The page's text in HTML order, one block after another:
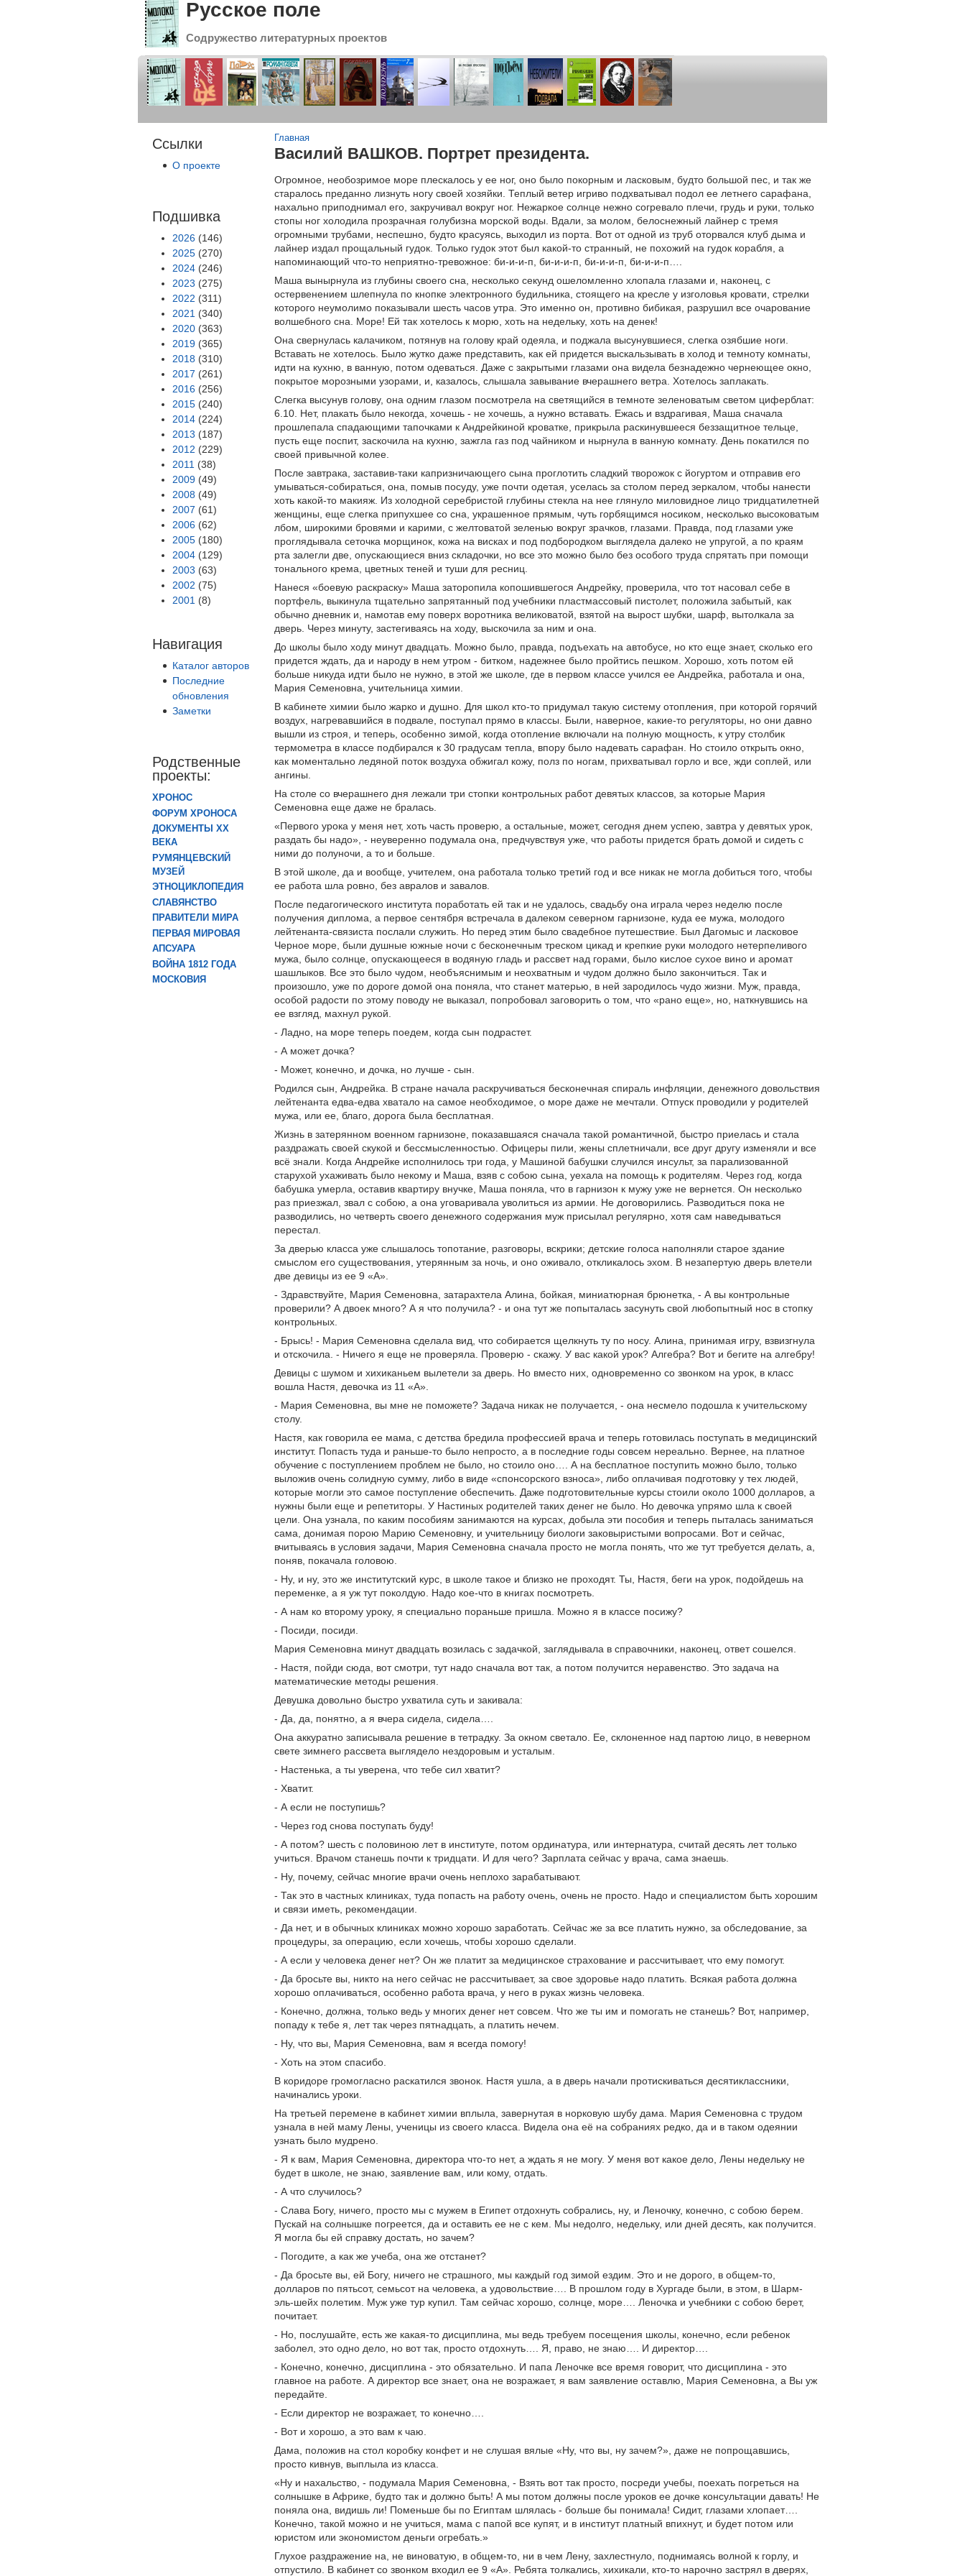
Русское поле
Содружество литературных проектов
Ссылки
О проекте
Подшивка
2026 (146)
2025 (270)
2024 (246)
2023 (275)
2022 (311)
2021 (340)
2020 (363)
2019 (365)
2018 (310)
2017 (261)
2016 (256)
2015 (240)
2014 (224)
2013 (187)
2012 (229)
2011 (38)
2009 (49)
2008 (49)
2007 (61)
2006 (62)
2005 (180)
2004 (129)
2003 (63)
2002 (75)
2001 (8)
Навигация
Каталог авторов
Последние
обновления
Заметки
Родственные
проекты:
ХРОНОС
ФОРУМ ХРОНОСА
ДОКУМЕНТЫ XX
ВЕКА
РУМЯНЦЕВСКИЙ
МУЗЕЙ
ЭТНОЦИКЛОПЕДИЯ
СЛАВЯНСТВО
ПРАВИТЕЛИ МИРА
ПЕРВАЯ МИРОВАЯ
АПСУАРА
ВОЙНА 1812 ГОДА
МОСКОВИЯ
Вы здесь
Главная
Василий ВАШКОВ. Портрет президента.
Огромное, необозримое море плескалось у ее ног, оно было покорным и ласковым, будто большой пес, и так же
старалось преданно лизнуть ногу своей хозяйки. Теплый ветер игриво подхватывал подол ее летнего сарафана,
нахально приподнимал его, закручивал вокруг ног. Нежаркое солнце нежно согревало плечи, грудь и руки, только
стопы ног холодила прозрачная голубизна морской воды. Вдали, за молом, белоснежный лайнер с тремя
огромными трубами, неспешно, будто красуясь, выходил из порта. Вот от одной из труб оторвался клуб дыма и
лайнер издал прощальный гудок. Только гудок этот был какой-то странный, не похожий на гудок корабля, а
напоминающий что-то неприятно-тревожное: би-и-и-п, би-и-и-п, би-и-и-п, би-и-и-п….
Маша вынырнула из глубины своего сна, несколько секунд ошеломленно хлопала глазами и, наконец, с
остервенением шлепнула по кнопке электронного будильника, стоящего на кресле у изголовья кровати, стрелки
которого неумолимо показывали шесть часов утра. Это именно он, противно бибикая, разрушил все очарование
волшебного сна. Море! Ей так хотелось к морю, хоть на недельку, хоть на денек!
Она свернулась калачиком, потянув на голову край одеяла, и поджала высунувшиеся, слегка озябшие ноги.
Вставать не хотелось. Было жутко даже представить, как ей придется выскальзывать в холод и темноту комнаты,
идти на кухню, в ванную, потом одеваться. Даже с закрытыми глазами она видела безнадежно чернеющее окно,
покрытое морозными узорами, и, казалось, слышала завывание вчерашнего ветра. Хотелось заплакать.
Слегка высунув голову, она одним глазом посмотрела на светящийся в темноте зеленоватым светом циферблат:
6.10. Нет, плакать было некогда, хочешь - не хочешь, а нужно вставать. Ежась и вздрагивая, Маша сначала
прошлепала спадающими тапочками к Андрейкиной кроватке, прикрыла раскинувшееся беззащитное тельце,
пусть еще поспит, заскочила на кухню, зажгла газ под чайником и нырнула в ванную комнату. День покатился по
своей привычной колее.
После завтрака, заставив-таки капризничающего сына проглотить сладкий творожок с йогуртом и отправив его
умываться-собираться, она, помыв посуду, уже почти одетая, уселась за столом перед зеркалом, чтобы нанести
хоть какой-то макияж. Из холодной серебристой глубины стекла на нее глянуло миловидное лицо тридцатилетней
женщины, еще слегка припухшее со сна, украшенное прямым, чуть горбящимся носиком, несколько высоковатым
лбом, широкими бровями и карими, с желтоватой зеленью вокруг зрачков, глазами. Правда, под глазами уже
проглядывала сеточка морщинок, кожа на висках и под подбородком выглядела далеко не упругой, а по краям
рта залегли две, опускающиеся вниз складочки, но все это можно было без особого труда спрятать при помощи
тонального крема, цветных теней и туши для ресниц.
Нанеся «боевую раскраску» Маша заторопила копошившегося Андрейку, проверила, что тот насовал себе в
портфель, выкинула тщательно запрятанный под учебники пластмассовый пистолет, положила забытый, как
обычно дневник и, намотав ему поверх воротника великоватой, взятой на вырост шубки, шарф, вытолкала за
дверь. Через минуту, застегиваясь на ходу, выскочила за ним и она.
До школы было ходу минут двадцать. Можно было, правда, подъехать на автобусе, но кто еще знает, сколько его
придется ждать, да и народу в нем утром - битком, надежнее было пройтись пешком. Хорошо, хоть потом ей
больше никуда идти было не нужно, в этой же школе, где в первом классе учился ее Андрейка, работала и она,
Мария Семеновна, учительница химии.
В кабинете химии было жарко и душно. Для школ кто-то придумал такую систему отопления, при которой горячий
воздух, нагревавшийся в подвале, поступал прямо в классы. Были, наверное, какие-то регуляторы, но они давно
вышли из строя, и теперь, особенно зимой, когда отопление включали на полную мощность, к утру столбик
термометра в классе подбирался к 30 градусам тепла, впору было надевать сарафан. Но стоило открыть окно,
как моментально ледяной поток воздуха обжигал кожу, полз по ногам, прихватывал горло и все, жди соплей, или
ангины.
На столе со вчерашнего дня лежали три стопки контрольных работ девятых классов, за которые Мария
Семеновна еще даже не бралась.
«Первого урока у меня нет, хоть часть проверю, а остальные, может, сегодня днем успею, завтра у девятых урок,
раздать бы надо», - неуверенно подумала она, предчувствуя уже, что работы придется брать домой и сидеть с
ними до полуночи, а то и больше.
В этой школе, да и вообще, учителем, она работала только третий год и все никак не могла добиться того, чтобы
ее работа шла ровно, без авралов и завалов.
После педагогического института поработать ей так и не удалось, свадьбу она играла через неделю после
получения диплома, а первое сентября встречала в далеком северном гарнизоне, куда ее мужа, молодого
лейтенанта-связиста послали служить. Но перед этим было свадебное путешествие. Был Дагомыс и ласковое
Черное море, были душные южные ночи с бесконечным треском цикад и крепкие руки молодого нетерпеливого
мужа, было солнце, опускающееся в водяную гладь и рассвет над горами, было кислое сухое вино и аромат
шашлыков. Все это было чудом, необъяснимым и неохватным и чудом должно было закончиться. Так и
произошло, уже по дороге домой она поняла, что станет матерью, в ней зародилось чудо жизни. Муж, правда,
особой радости по этому поводу не выказал, попробовал заговорить о том, что «рано еще», но, наткнувшись на
ее взгляд, махнул рукой.
- Ладно, на море теперь поедем, когда сын подрастет.
- А может дочка?
- Может, конечно, и дочка, но лучше - сын.
Родился сын, Андрейка. В стране начала раскручиваться бесконечная спираль инфляции, денежного довольствия
лейтенанта едва-едва хватало на самое необходимое, о море даже не мечтали. Отпуск проводили у родителей
мужа, или ее, благо, дорога была бесплатная.
Жизнь в затерянном военном гарнизоне, показавшаяся сначала такой романтичной, быстро приелась и стала
раздражать своей скукой и бессмысленностью. Офицеры пили, жены сплетничали, все друг другу изменяли и все
всё знали. Когда Андрейке исполнилось три года, у Машиной бабушки случился инсульт, за парализованной
старухой ухаживать было некому и Маша, взяв с собою сына, уехала на помощь к родителям. Через год, когда
бабушка умерла, оставив квартиру внучке, Маша поняла, что в гарнизон к мужу уже не вернется. Он несколько
раз приезжал, звал с собою, а она уговаривала уволиться из армии. Не договорились. Разводиться пока не
разводились, но четверть своего денежного содержания муж присылал регулярно, хотя сам наведываться
перестал.
За дверью класса уже слышалось топотание, разговоры, вскрики; детские голоса наполняли старое здание
смыслом его существования, утерянным за ночь, и оно оживало, откликалось эхом. В незапертую дверь влетели
две девицы из ее 9 «А».
- Здравствуйте, Мария Семеновна, затарахтела Алина, бойкая, миниатюрная брюнетка, - А вы контрольные
проверили? А двоек много? А я что получила? - и она тут же попыталась засунуть свой любопытный нос в стопку
контрольных.
- Брысь! - Мария Семеновна сделала вид, что собирается щелкнуть ту по носу. Алина, принимая игру, взвизгнула
и отскочила. - Ничего я еще не проверяла. Проверю - скажу. У вас какой урок? Алгебра? Вот и бегите на алгебру!
Девицы с шумом и хихиканьем вылетели за дверь. Но вместо них, одновременно со звонком на урок, в класс
вошла Настя, девочка из 11 «А».
- Мария Семеновна, вы мне не поможете? Задача никак не получается, - она несмело подошла к учительскому
столу.
Настя, как говорила ее мама, с детства бредила профессией врача и теперь готовилась поступать в медицинский
институт. Попасть туда и раньше-то было непросто, а в последние годы совсем нереально. Вернее, на платное
обучение с поступлением проблем не было, но стоило оно…. А на бесплатное поступить можно было, только
выложив очень солидную сумму, либо в виде «спонсорского взноса», либо оплачивая подготовку у тех людей,
которые могли это самое поступление обеспечить. Даже подготовительные курсы стоили около 1000 долларов, а
нужны были еще и репетиторы. У Настиных родителей таких денег не было. Но девочка упрямо шла к своей
цели. Она узнала, по каким пособиям занимаются на курсах, добыла эти пособия и теперь пыталась заниматься
сама, донимая порою Марию Семеновну, и учительницу биологи заковыристыми вопросами. Вот и сейчас,
вчитываясь в условия задачи, Мария Семеновна сначала просто не могла понять, что же тут требуется делать, а,
поняв, покачала головою.
- Ну, и ну, это же институтский курс, в школе такое и близко не проходят. Ты, Настя, беги на урок, подойдешь на
переменке, а я уж тут поколдую. Надо кое-что в книгах посмотреть.
- А нам ко второму уроку, я специально пораньше пришла. Можно я в классе посижу?
- Посиди, посиди.
Мария Семеновна минут двадцать возилась с задачкой, заглядывала в справочники, наконец, ответ сошелся.
- Настя, пойди сюда, вот смотри, тут надо сначала вот так, а потом получится неравенство. Это задача на
математические методы решения.
Девушка довольно быстро ухватила суть и закивала:
- Да, да, понятно, а я вчера сидела, сидела….
Она аккуратно записывала решение в тетрадку. За окном светало. Ее, склоненное над партою лицо, в неверном
свете зимнего рассвета выглядело нездоровым и усталым.
- Настенька, а ты уверена, что тебе сил хватит?
- Хватит.
- А если не поступишь?
- Через год снова поступать буду!
- А потом? шесть с половиною лет в институте, потом ординатура, или интернатура, считай десять лет только
учиться. Врачом станешь почти к тридцати. И для чего? Зарплата сейчас у врача, сама знаешь.
- Ну, почему, сейчас многие врачи очень неплохо зарабатывают.
- Так это в частных клиниках, туда попасть на работу очень, очень не просто. Надо и специалистом быть хорошим
и связи иметь, рекомендации.
- Да нет, и в обычных клиниках можно хорошо заработать. Сейчас же за все платить нужно, за обследование, за
процедуры, за операцию, если хочешь, чтобы хорошо сделали.
- А если у человека денег нет? Он же платит за медицинское страхование и рассчитывает, что ему помогут.
- Да бросьте вы, никто на него сейчас не рассчитывает, за свое здоровье надо платить. Всякая работа должна
хорошо оплачиваться, особенно работа врача, у него в руках жизнь человека.
- Конечно, должна, только ведь у многих денег нет совсем. Что же ты им и помогать не станешь? Вот, например,
попаду к тебе я, лет так через пятнадцать, а платить нечем.
- Ну, что вы, Мария Семеновна, вам я всегда помогу!
- Хоть на этом спасибо.
В коридоре громогласно раскатился звонок. Настя ушла, а в дверь начали протискиваться десятиклассники,
начинались уроки.
На третьей перемене в кабинет химии вплыла, завернутая в норковую шубу дама. Мария Семеновна с трудом
узнала в ней маму Лены, ученицы из своего класса. Видела она её на собраниях редко, да и в таком одеянии
узнать было мудрено.
- Я к вам, Мария Семеновна, директора что-то нет, а ждать я не могу. У меня вот какое дело, Лены недельку не
будет в школе, не знаю, заявление вам, или кому, отдать.
- А что случилось?
- Слава Богу, ничего, просто мы с мужем в Египет отдохнуть собрались, ну, и Леночку, конечно, с собою берем.
Пускай на солнышке погреется, да и оставить ее не с кем. Мы недолго, недельку, или дней десять, как получится.
Я могла бы ей справку достать, но зачем?
- Погодите, а как же учеба, она же отстанет?
- Да бросьте вы, ей Богу, ничего не страшного, мы каждый год зимой ездим. Это и не дорого, в общем-то,
долларов по пятьсот, семьсот на человека, а удовольствие…. В прошлом году в Хургаде были, в этом, в Шарм-
эль-шейх полетим. Муж уже тур купил. Там сейчас хорошо, солнце, море…. Леночка и учебники с собою берет,
почитает.
- Но, послушайте, есть же какая-то дисциплина, мы ведь требуем посещения школы, конечно, если ребенок
заболел, это одно дело, но вот так, просто отдохнуть…. Я, право, не знаю…. И директор….
- Конечно, конечно, дисциплина - это обязательно. И папа Леночке все время говорит, что дисциплина - это
главное на работе. А директор все знает, она не возражает, я вам заявление оставлю, Мария Семеновна, а Вы уж
передайте.
- Если директор не возражает, то конечно….
- Вот и хорошо, а это вам к чаю.
Дама, положив на стол коробку конфет и не слушая вялые «Ну, что вы, ну зачем?», даже не попрощавшись,
просто кивнув, выплыла из класса.
«Ну и нахальство, - подумала Мария Семеновна, - Взять вот так просто, посреди учебы, поехать погреться на
солнышке в Африке, будто так и должно быть! А мы потом должны после уроков ее дочке консультации давать! Не
поняла она, видишь ли! Поменьше бы по Египтам шлялась - больше бы понимала! Сидит, глазами хлопает….
Конечно, такой можно и не учиться, мама с папой все купят, и в институт платный впихнут, и будет потом или
юристом или экономистом деньги огребать.»
Глухое раздражение на, не виноватую, в общем-то, ни в чем Лену, захлестнуло, поднимаясь волной к горлу, и
отпустило. В кабинет со звонком входил ее 9 «А». Ребята толкались, хихикали, кто-то нарочно застрял в дверях,